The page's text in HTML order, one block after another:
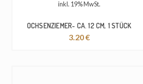
inkl. 19% MwSt.
OCHSENZIEMER- CA. 12 CM, 1 STÜCK
3.20€